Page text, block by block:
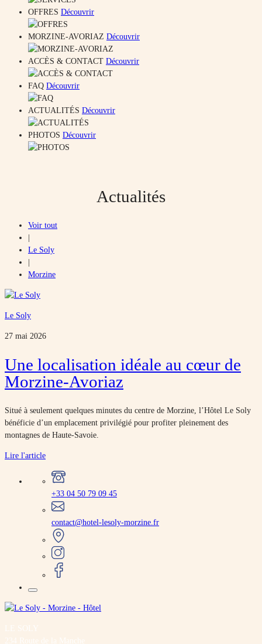
OFFRES Découvrir
MORZINE-AVORIAZ Découvrir
ACCÈS & CONTACT Découvrir
FAQ Découvrir
ACTUALITÉS Découvrir
PHOTOS Découvrir
Actualités
Voir tout
Le Soly
Morzine
Le Soly
27 mai 2026
Une localisation idéale au cœur de
Morzine-Avoriaz
Situé à seulement quelques minutes du centre de Morzine, l’Hôtel Le Soly
bénéficie d’un emplacement privilégié pour profiter pleinement des
montagnes de Haute-Savoie.
Lire l'article
+33 04 50 79 09 45
contact@hotel-lesoly-morzine.fr